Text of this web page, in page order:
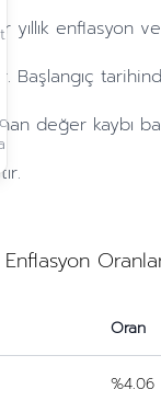
yıllık enflasyon
Başlangıç
değer kaybı
Enflasyon
Oran
%4.06